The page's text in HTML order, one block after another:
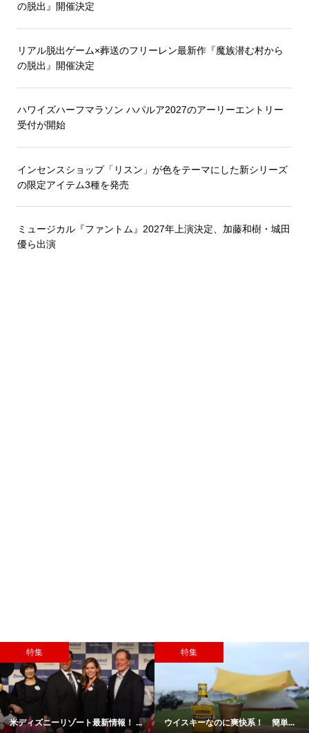
の脱出』開催決定
リアル脱出ゲーム×葬送のフリーレン最新作『魔族潜む村から
の脱出』開催決定
ハワイズハーフマラソン ハパルア2027のアーリーエントリー
受付が開始
インセンスショップ「リスン」が色をテーマにした新シリーズ
の限定アイテム3種を発売
ミュージカル『ファントム』2027年上演決定、加藤和樹・城田
優ら出演
特集
ディズニーリゾート最新情報！ ...
特集
ウイスキーなのに爽快系！ 簡単...